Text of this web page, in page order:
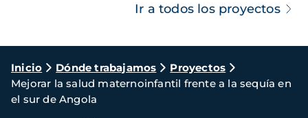
Ir a todos los proyectos
Ruta
de
navegación
Inicio Dónde trabajamos
Proyectos
Mejorar la salud maternoinfantil frente a la sequía en
el sur de Angola